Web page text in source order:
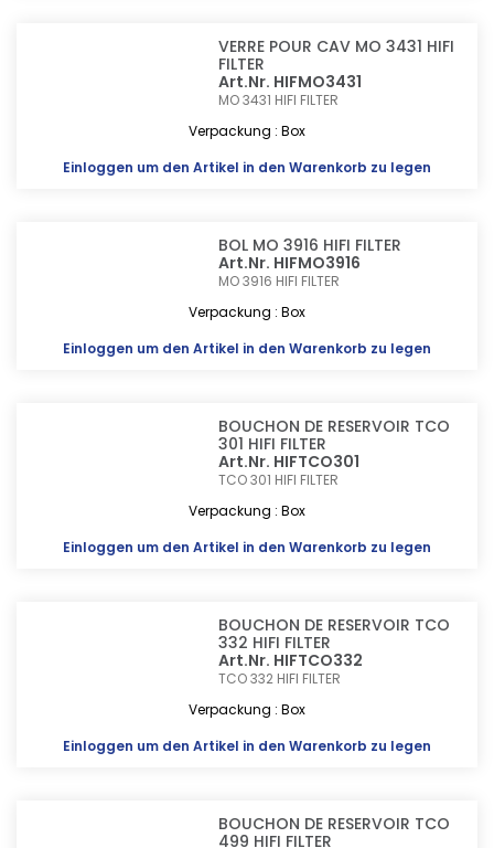
VERRE POUR CAV MO 3431 HIFI
FILTER
Art.Nr. HIFMO3431
MO 3431 HIFI FILTER
Verpackung : Box
Einloggen um den Artikel in den Warenkorb zu legen
BOL MO 3916 HIFI FILTER
Art.Nr. HIFMO3916
MO 3916 HIFI FILTER
Verpackung : Box
Einloggen um den Artikel in den Warenkorb zu legen
BOUCHON DE RESERVOIR TCO
301 HIFI FILTER
Art.Nr. HIFTCO301
TCO 301 HIFI FILTER
Verpackung : Box
Einloggen um den Artikel in den Warenkorb zu legen
BOUCHON DE RESERVOIR TCO
332 HIFI FILTER
Art.Nr. HIFTCO332
TCO 332 HIFI FILTER
Verpackung : Box
Einloggen um den Artikel in den Warenkorb zu legen
BOUCHON DE RESERVOIR TCO
499 HIFI FILTER